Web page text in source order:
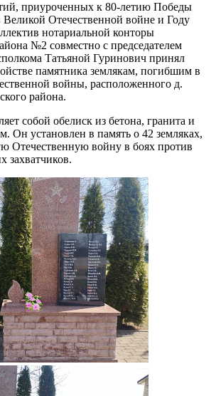
приуроченных к 80-летию Победы
Великой Отечественной войне и Году
нотариальной конторы
№2 совместно с председателем
Татьяной Гуринович принял
памятника землякам, погибшим в
войны, расположенного д.
района.
собой обелиск из бетона, гранита и
Он установлен в память о 42 земляках,
Отечественную войну в боях против
захватчиков.